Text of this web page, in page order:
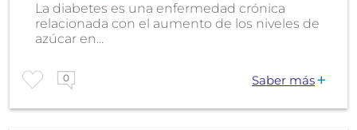
La diabetes es una enfermedad crónica
relacionada con el aumento de los niveles de
azúcar en...
0 Saber más